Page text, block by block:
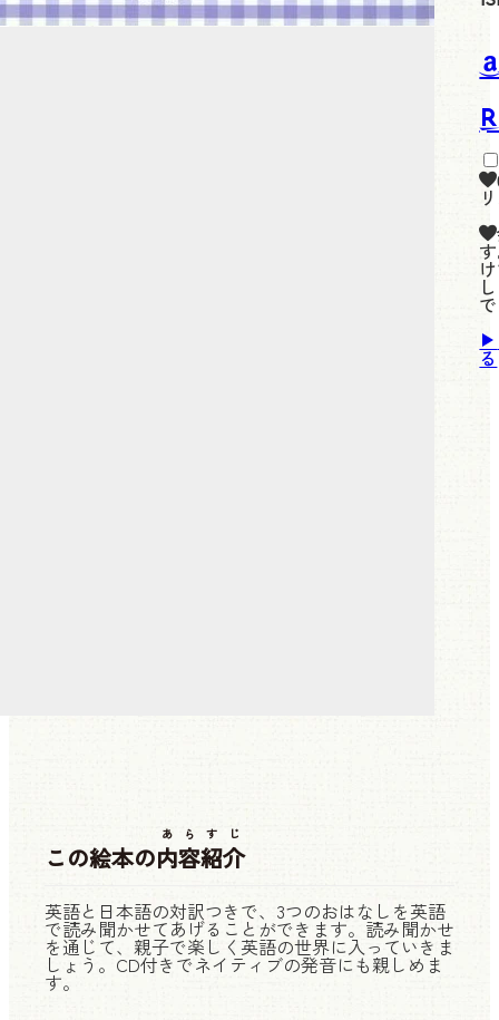
る
この絵本の内容紹介
あらすじ
英語と日本語の対訳つきで、3つのおはなしを英語
で読み聞かせてあげることができます。読み聞かせ
を通じて、親子で楽しく英語の世界に入っていきま
しょう。CD付きでネイティブの発音にも親しめま
す。